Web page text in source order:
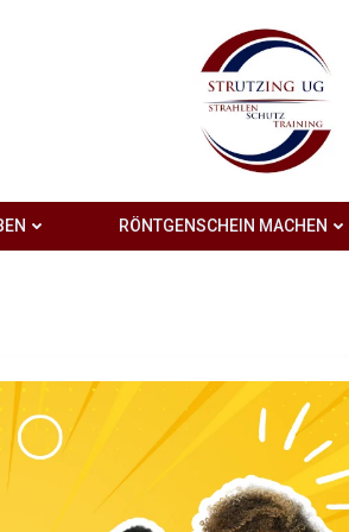
RÖNTGENSCHEIN MACHEN